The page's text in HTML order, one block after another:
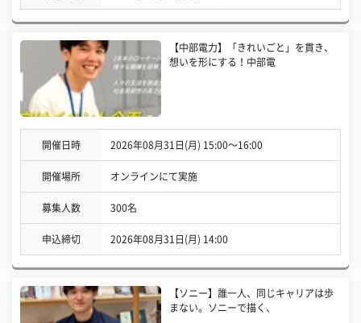
【中部電力】「きれいごと」を貫き、
想いを形にする！中部電
開催日時 2026年08月31日(月) 15:00〜16:00
開催場所 オンラインにて実施
募集人数 300名
申込締切 2026年08月31日(月) 14:00
【ソニー】誰一人、同じキャリアは歩
まない。ソニーで描く、